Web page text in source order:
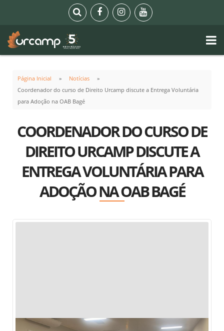
Página Inicial
Notícias
Coordenador do curso de Direito Urcamp discute a Entrega Voluntária
para Adoção na OAB Bagé
COORDENADOR DO CURSO DE
DIREITO URCAMP DISCUTE A
ENTREGA VOLUNTÁRIA PARA
ADOÇÃO NA OAB BAGÉ